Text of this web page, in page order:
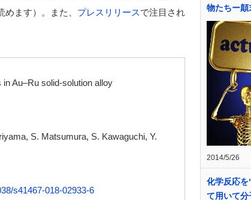
ます）。また、 プレスリリースで注目され
Au–Ru solid-solution alloy
S. Matsumura, S. Kawaguchi, Y.
s41467-018-02933-6
物たちー顛
2014/5/26
化学反応を
て用いて分